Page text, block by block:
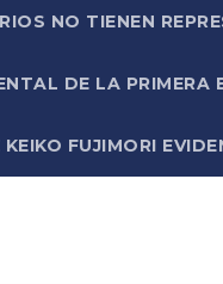
NO TIENEN
DE LA PRIMERA
FUJIMORI